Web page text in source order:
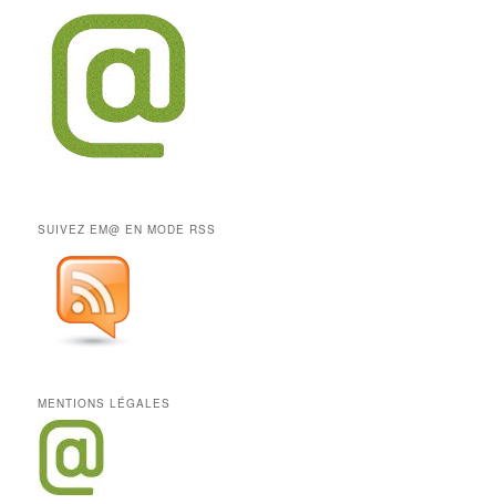
SUIVEZ EM@ EN MODE RSS
MENTIONS LÉGALES